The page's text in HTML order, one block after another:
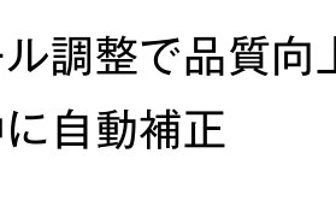
調整で品質向
自動補正